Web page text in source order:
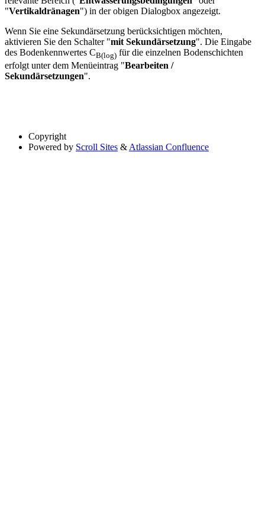
"Vertikaldränagen") in der obigen Dialogbox angezeigt.
Wenn Sie eine Sekundärsetzung berücksichtigen möchten,
aktivieren Sie den Schalter "mit Sekundärsetzung". Die Eingabe
des Bodenkennwertes CB(log) für die einzelnen Bodenschichten
erfolgt unter dem Menüeintrag "Bearbeiten /
Sekundärsetzungen".
Copyright
Powered by Scroll Sites & Atlassian Confluence